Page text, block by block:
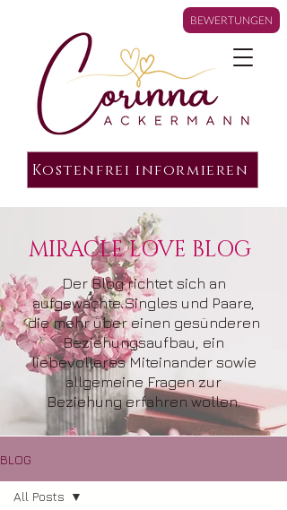
Kostenfrei informieren
MIRACLE LOVE BLOG
Der Blog richtet sich an
aufgewachte Singles und Paare,
die mehr über einen gesünderen
Beziehungsaufbau, ein
liebevolleres Miteinander sowie
allgemeine Fragen zur
Beziehung erfahren wollen.
BLOG
All Posts
BEWERTUNGEN